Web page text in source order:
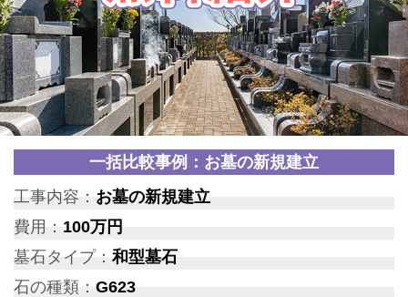
一括比較事例：お墓の新規建立
工事内容： お墓の新規建立
費用： 100万円
墓石タイプ：和型墓石
石の種類： G623